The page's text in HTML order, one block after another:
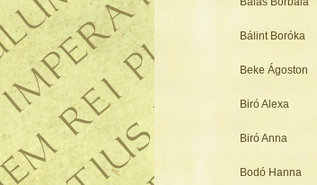
Bálint Boróka
Beke Ágoston
Biró Alexa
Biró Anna
Bodó Hanna